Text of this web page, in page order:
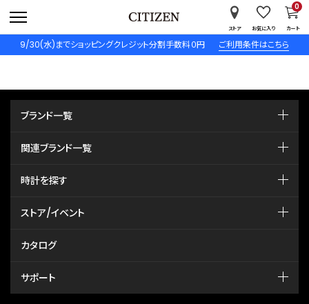
9/30(水)までショッピングクレジット分割手数料０円 ご利用条件はこちら
ストア お気に入り カート
0
ブランド一覧
関連ブランド一覧
時計を探す
ストア/イベント
カタログ
サポート